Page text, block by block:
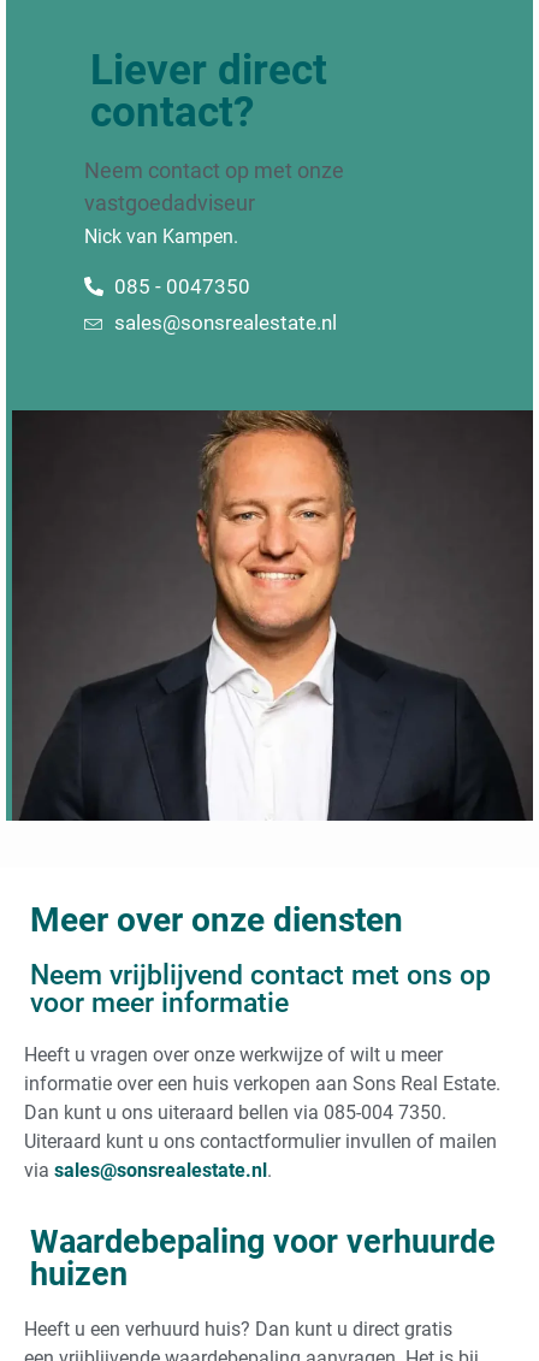
Liever direct
contact?
Neem contact op met onze
vastgoedadviseur
Nick van Kampen.
085 - 0047350
sales@sonsrealestate.nl
Meer over onze diensten
Neem vrijblijvend contact met ons op
voor meer informatie
Heeft u vragen over onze werkwijze of wilt u meer
informatie over een huis verkopen aan Sons Real Estate.
Dan kunt u ons uiteraard bellen via 085-004 7350.
Uiteraard kunt u ons contactformulier invullen of mailen
via sales@sonsrealestate.nl.
Waardebepaling voor verhuurde
huizen
Heeft u een verhuurd huis? Dan kunt u direct gratis